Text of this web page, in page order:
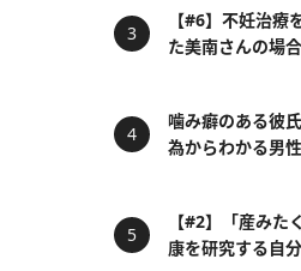
【#6】不妊治療
た美南さんの場
噛み癖のある彼
為からわかる男
【#2】「産み
康を研究する自